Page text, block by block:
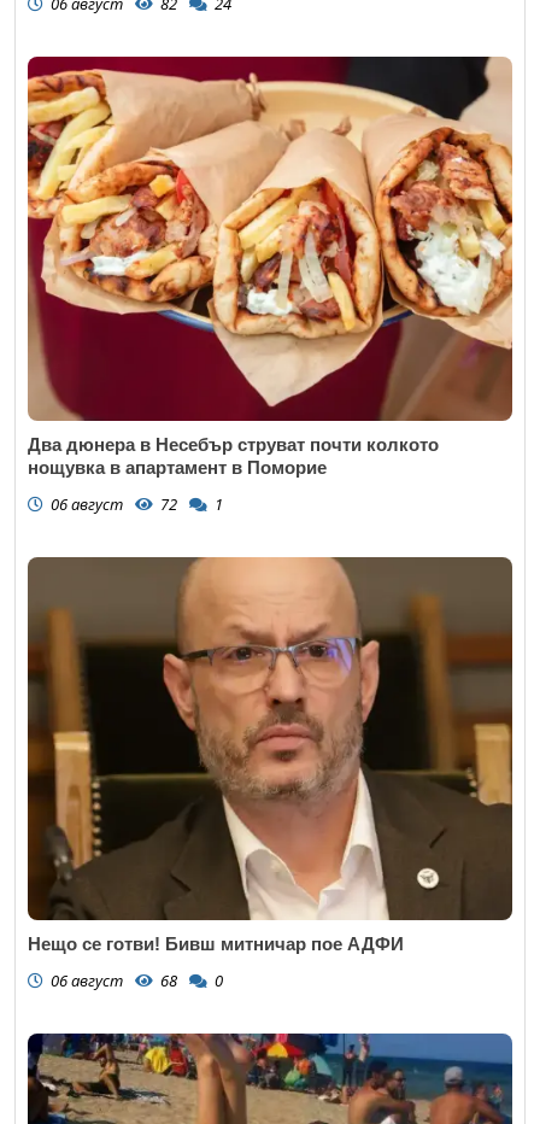
Два дюнера в Несебър струват почти колкото
нощувка в апартамент в Поморие
06 август 72 1
Нещо се готви! Бивш митничар пое АДФИ
06 август 68 0